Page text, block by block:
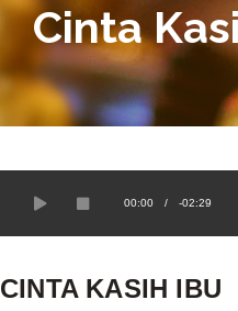
Cinta
00:00 / -02:29
CINTA KASIH IBU